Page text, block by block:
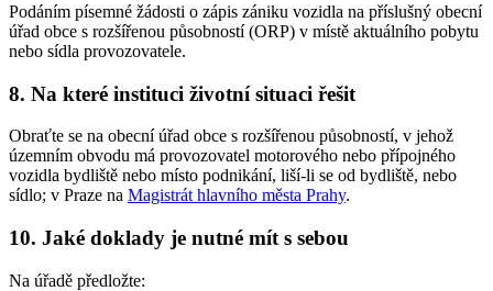
Podáním písemné žádosti o zápis zániku vozidla na příslušný obecní
úřad obce s rozšířenou působností (ORP) v místě aktuálního pobytu
nebo sídla provozovatele.
8. Na které instituci životní situaci řešit
Obraťte se na obecní úřad obce s rozšířenou působností, v jehož
územním obvodu má provozovatel motorového nebo přípojného
vozidla bydliště nebo místo podnikání, liší-li se od bydliště, nebo
sídlo; v Praze na Magistrát hlavního města Prahy.
10. Jaké doklady je nutné mít s sebou
Na úřadě předložte: